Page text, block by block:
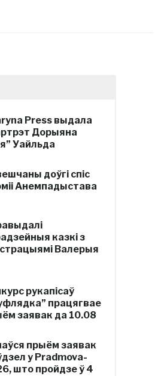
Press выдала
Дорыяна
Уайльда
доўгі спіс
Анемпадыстава
казкі з
Валерыя
рукапісаў
працягвае
заявак да 10.08
прыём заявак
у Pradmova-
што пройдзе ў 4